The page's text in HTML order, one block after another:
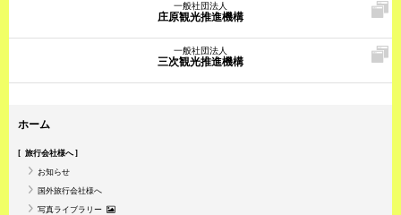
一般社団法人
庄原観光推進機構
一般社団法人
三次観光推進機構
ホーム
旅行会社様へ
お知らせ
国外旅行会社様へ
写真ライブラリー